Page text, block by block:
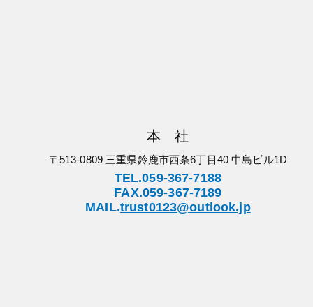
本 社
〒513-0809 三重県鈴鹿市西条6丁目40 中島ビル1D
TEL.059-367-7188
FAX.059-367-7189
MAIL.trust0123@outlook.jp